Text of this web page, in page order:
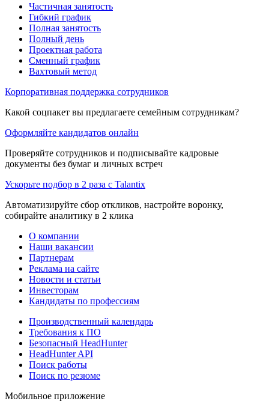
Частичная занятость
Гибкий график
Полная занятость
Полный день
Проектная работа
Сменный график
Вахтовый метод
Корпоративная поддержка сотрудников
Какой соцпакет вы предлагаете семейным сотрудникам?
Оформляйте кандидатов онлайн
Проверяйте сотрудников и подписывайте кадровые
документы без бумаг и личных встреч
Ускорьте подбор в 2 раза с Talantix
Автоматизируйте сбор откликов, настройте воронку,
собирайте аналитику в 2 клика
О компании
Наши вакансии
Партнерам
Реклама на сайте
Новости и статьи
Инвесторам
Кандидаты по профессиям
Производственный календарь
Требования к ПО
Безопасный HeadHunter
HeadHunter API
Поиск работы
Поиск по резюме
Мобильное приложение